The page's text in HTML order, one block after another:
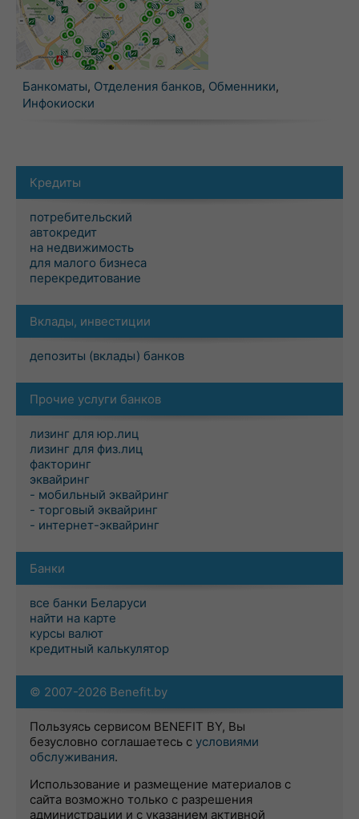
Банкоматы, Отделения банков, Обменники,
Инфокиоски
Кредиты
потребительский
автокредит
на недвижимость
для малого бизнеса
перекредитование
Вклады, инвестиции
депозиты (вклады) банков
Прочие услуги банков
лизинг для юр.лиц
лизинг для физ.лиц
факторинг
эквайринг
- мобильный эквайринг
- торговый эквайринг
- интернет-эквайринг
Банки
все банки Беларуси
найти на карте
курсы валют
кредитный калькулятор
© 2007-2026 Benefit.by
Пользуясь сервисом BENEFIT BY, Вы
безусловно соглашаетесь с условиями
обслуживания.
Использование и размещение материалов с
сайта возможно только с разрешения
администрации и с указанием активной